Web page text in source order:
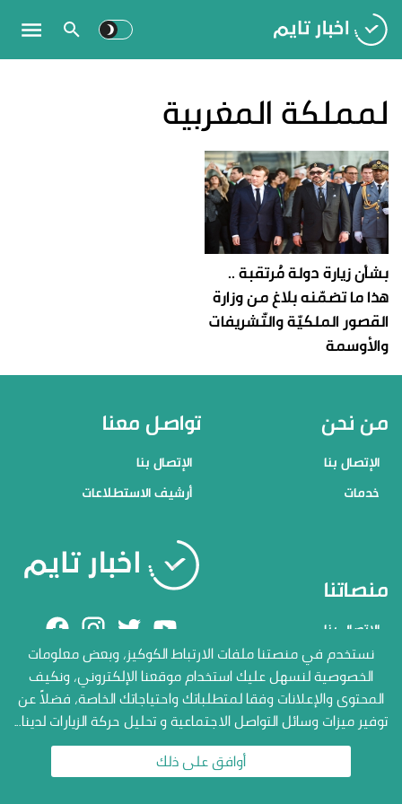
لمملكة المغربية
بشأن زيارة دولة مُرتقبة ..
هذا ما تضمّنه بلاغ من وزارة
القصور الملكيّة والتّشريفات
والأوسمة
من نحن
الإتصال بنا
خدمات
تواصل معنا
الإتصال بنا
أرشيف الاستطلاعات
منصاتنا
الإتصال بنا
أرشيف الاستطلاعات
جميع الحقوق محفوظة المنصة
الاعلامية أخبار تايم 2026
نستخدم في منصتنا ملفات الارتباط الكوكيز، وبعض معلومات
الخصوصية لنسهل عليك استخدام موقعنا الإلكتروني، ونكيف
المحتوى والإعلانات وفقا لمتطلباتك واحتياجاتك الخاصة، فضلاً عن
توفير ميزات وسائل التواصل الاجتماعية و تحليل حركة الزيارات لدينا...
أوافق على ذلك